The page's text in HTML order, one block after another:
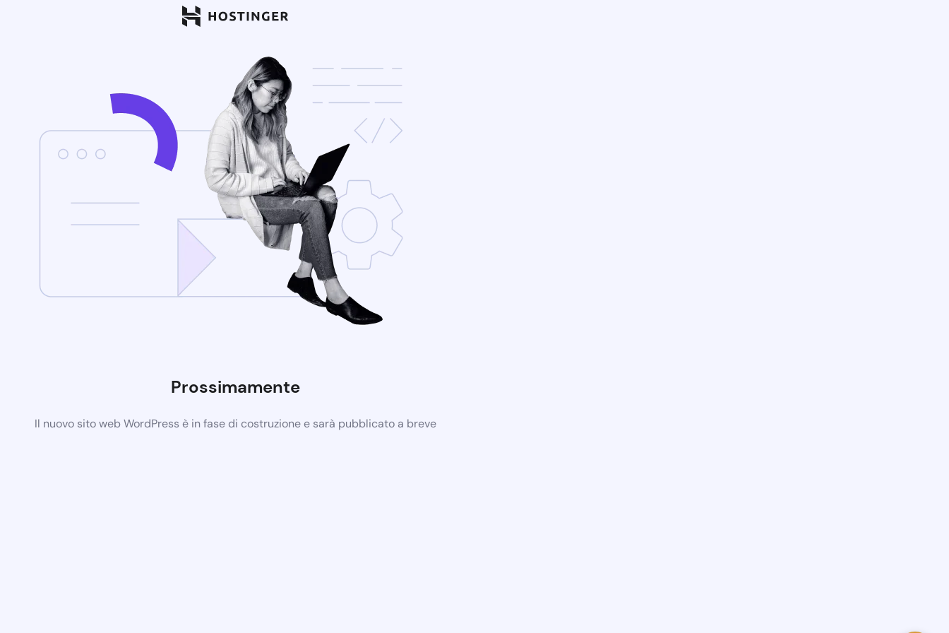
Prossimamente
Il nuovo sito web WordPress è in fase di costruzione e sarà pubblicato a breve